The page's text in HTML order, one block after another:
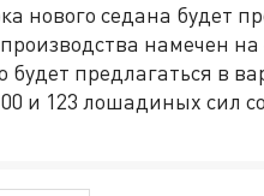
нового седана будет
намечен
предлагаться в
и 123 лошадиных сил